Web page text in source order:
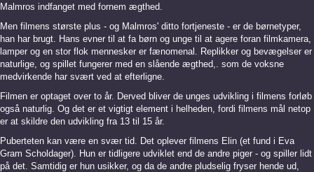
Malmros indfanget med fornem ægthed.
Men filmens største plus - og Malmros' ditto fortjeneste - er de børnetyper,
han har brugt. Hans evner til at fa børn og unge til at agere foran filmkamera,
lamper og en stor flok mennesker er fænomenal. Replikker og bevægelser er
naturlige, og spillet fungerer med en slående ægthed,. som de voksne
medvirkende har svært ved at efterligne.
Filmen er optaget over to år. Derved bliver de unges udvikling i filmens forløb
også naturlig. Og det er et vigtigt element i helheden, fordi filmens mål netop
er at skildre den udvikling fra 13 til 15 år.
Puberteten kan være en svær tid. Det oplever filmens Elin (et fund i Eva
Gram Scholdager). Hun er tidligere udviklet end de andre piger - og spiller lidt
på det. Samtidig er hun usikker, og da de andre pludselig fryser hende ud,